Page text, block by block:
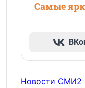
Самые
Новости СМИ2